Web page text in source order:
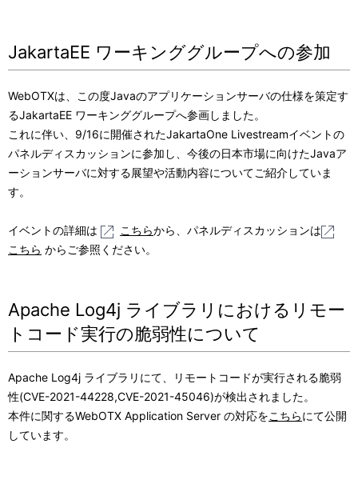
JakartaEE ワーキンググループへの参加
WebOTXは、この度Javaのアプリケーションサーバの仕様を策定す
るJakartaEE ワーキンググループへ参画しました。
これに伴い、9/16に開催されたJakartaOne Livestreamイベントの
パネルディスカッションに参加し、今後の日本市場に向けたJavaア
ーションサーバに対する展望や活動内容についてご紹介していま
す。
イベントの詳細は こちらから、パネルディスカッションは
こちら からご参照ください。
Apache Log4j ライブラリにおけるリモー
トコード実行の脆弱性について
Apache Log4j ライブラリにて、リモートコードが実行される脆弱
性(CVE-2021-44228,CVE-2021-45046)が検出されました。
本件に関するWebOTX Application Server の対応をこちらにて公開
しています。